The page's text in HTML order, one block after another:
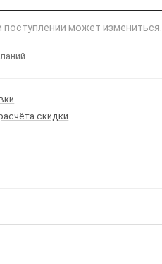
поступлении может измениться.
скидки